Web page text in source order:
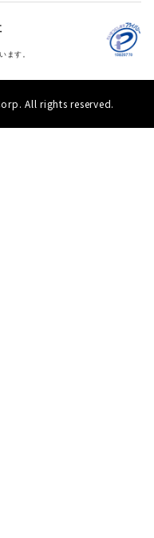
ます。
All rights reserved.